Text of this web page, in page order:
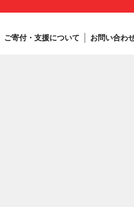
ご寄付・支援について お問い合わ